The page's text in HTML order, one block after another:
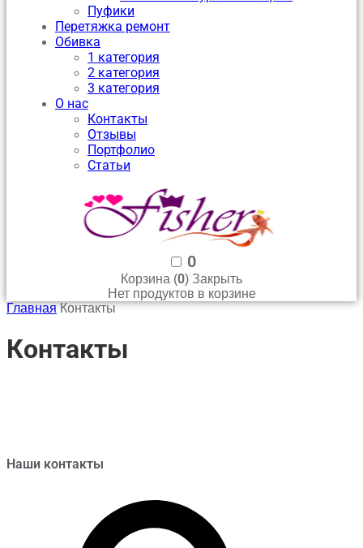
Пуфики
Перетяжка ремонт
Обивка
1 категория
2 категория
3 категория
О нас
Контакты
Отзывы
Портфолио
Статьи
0
Корзина (0) Закрыть
Нет продуктов в корзине
Главная Контакты
Контакты
Наши контакты